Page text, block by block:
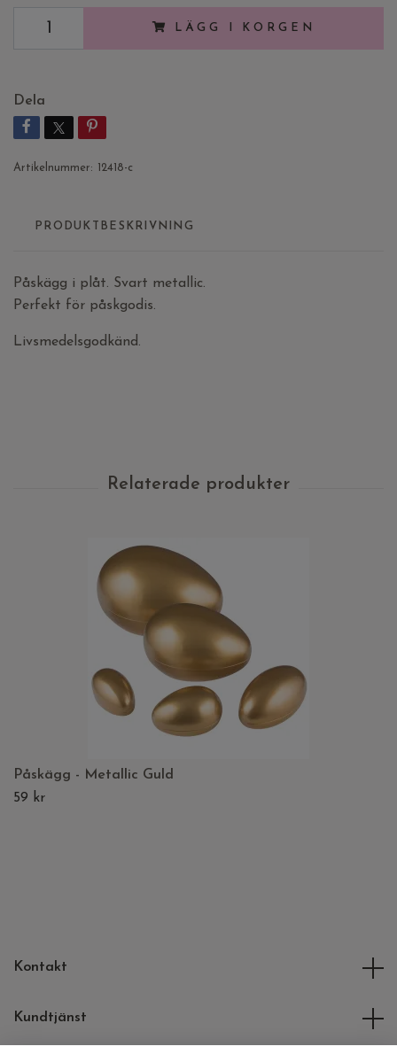
LÄGG I KORGEN
Dela
Artikelnummer: 12418-c
PRODUKTBESKRIVNING
Påskägg i plåt. Svart metallic.
Perfekt för påskgodis.
Livsmedelsgodkänd.
Påskägg - Metallic Guld
59 kr
Kontakt
Kundtjänst